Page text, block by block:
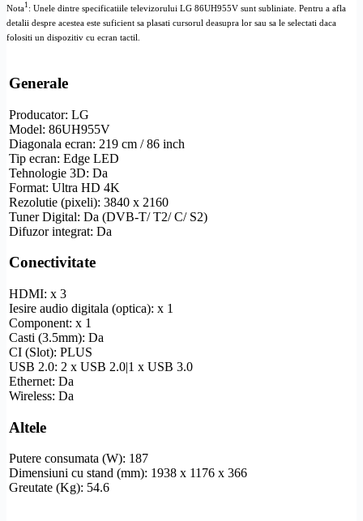
Nota1 : Unele dintre specificatiile televizorului LG 86UH955V sunt subliniate. Pentru a afla
detalii despre acestea este suficient sa plasati cursorul deasupra lor sau sa le selectati daca
folositi un dispozitiv cu ecran tactil.
Generale
Producator: LG
Model: 86UH955V
Diagonala ecran: 219 cm / 86 inch
Tip ecran: Edge LED
Tehnologie 3D: Da
Format: Ultra HD 4K
Rezolutie (pixeli): 3840 x 2160
Tuner Digital: Da (DVB-T/ T2/ C/ S2)
Difuzor integrat: Da
Conectivitate
HDMI: x 3
Iesire audio digitala (optica): x 1
Component: x 1
Casti (3.5mm): Da
CI (Slot): PLUS
USB 2.0: 2 x USB 2.0|1 x USB 3.0
Ethernet: Da
Wireless: Da
Altele
Putere consumata (W): 187
Dimensiuni cu stand (mm): 1938 x 1176 x 366
Greutate (Kg): 54.6